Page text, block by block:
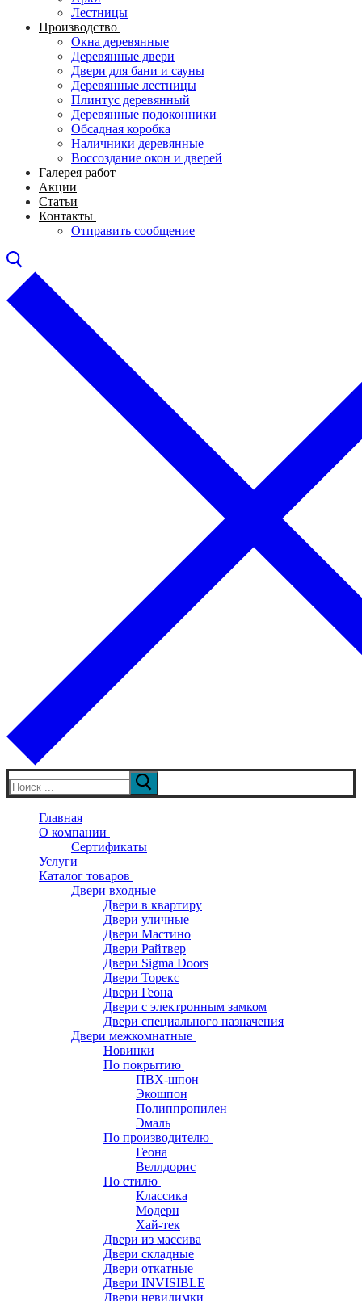
Лестницы
Производство
Окна деревянные
Деревянные двери
Двери для бани и сауны
Деревянные лестницы
Плинтус деревянный
Деревянные подоконники
Обсадная коробка
Наличники деревянные
Воссоздание окон и дверей
Галерея работ
Акции
Статьи
Контакты
Отправить сообщение
Искать:
Главная
О компании
Сертификаты
Услуги
Каталог товаров
Двери входные
Двери в квартиру
Двери уличные
Двери Мастино
Двери Райтвер
Двери Sigma Doors
Двери Торекс
Двери Геона
Двери с электронным замком
Двери специального назначения
Двери межкомнатные
Новинки
По покрытию
ПВХ-шпон
Экошпон
Полиппропилен
Эмаль
По производителю
Геона
Веллдорис
По стилю
Классика
Модерн
Хай-тек
Двери из массива
Двери складные
Двери откатные
Двери INVISIBLE
Двери невидимки